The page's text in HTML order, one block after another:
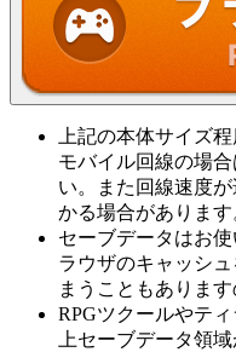
上記の本体サイズ程
モバイル回線の場
い。また回線速度
かる場合があります
セーブデータはお
ラウザのキャッシ
まうこともありま
RPGツクールやテ
上セーブデータ領域